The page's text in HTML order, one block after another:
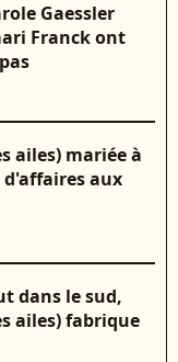
Gaessler
Franck ont
ailes) mariée à
d'affaires aux
dans le sud,
ailes) fabrique